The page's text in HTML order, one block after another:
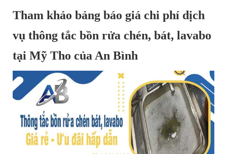
Tham khảo bảng báo giá chi phí dịch
vụ thông tắc bồn rửa chén, bát, lavabo
tại Mỹ Tho của An Bình